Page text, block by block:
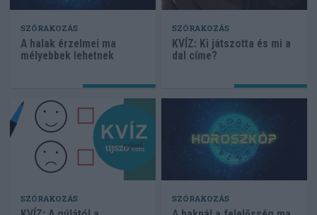
SZÓRAKOZÁS
A halak érzelmei ma
mélyebbek lehetnek
SZÓRAKOZÁS
KVÍZ: Ki játszotta és mi a
dal címe?
SZÓRAKOZÁS SZÓRAKOZÁS